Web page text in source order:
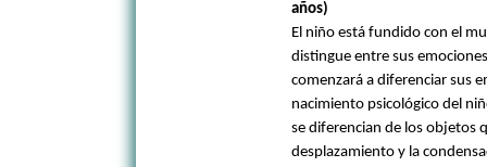
años)
El niño está fundido con el
distingue entre sus
comenzará a diferenciar sus
nacimiento psicológico del
se diferencian de los objetos
desplazamiento y la